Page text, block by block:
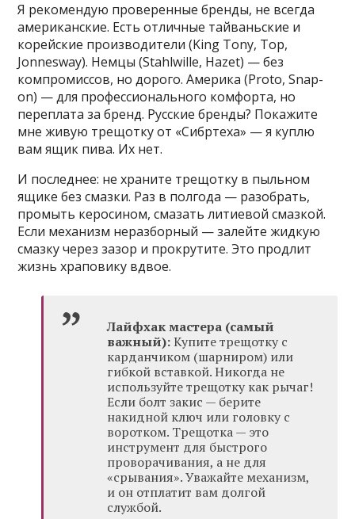
Я рекомендую проверенные бренды, не всегда
американские. Есть отличные тайваньские и
корейские производители (King Tony, Top,
Jonnesway). Немцы (Stahlwille, Hazet) — без
компромиссов, но дорого. Америка (Proto, Snap-
on) — для профессионального комфорта, но
переплата за бренд. Русские бренды? Покажите
мне живую трещотку от «Сибртеха» — я куплю
вам ящик пива. Их нет.
И последнее: не храните трещотку в пыльном
ящике без смазки. Раз в полгода — разобрать,
промыть керосином, смазать литиевой смазкой.
Если механизм неразборный — залейте жидкую
смазку через зазор и прокрутите. Это продлит
жизнь храповику вдвое.
Лайфхак мастера (самый
важный):Купите трещотку с
карданчиком (шарниром) или
гибкой вставкой. Никогда не
используйте трещотку как рычаг!
Если болт закис — берите
накидной ключ или головку с
воротком. Трещотка — это
инструмент для быстрого
проворачивания, а не для
«срывания». Уважайте механизм,
и он отплатит вам долгой
службой.